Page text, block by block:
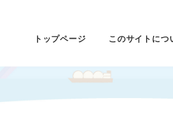
トップページ このサイトにつ